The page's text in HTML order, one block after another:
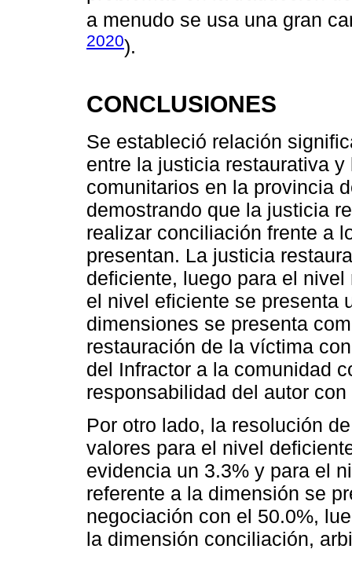
a menudo se usa una gran
2020).
CONCLUSIONES
Se estableció relación
entre la justicia restaurativa
comunitarios en la provincia
demostrando que la justicia
realizar conciliación frente a
presentan. La justicia
deficiente, luego para el
el nivel eficiente se presenta
dimensiones se presenta
restauración de la víctima
del Infractor a la comunidad
responsabilidad del autor con
Por otro lado, la resolución
valores para el nivel
evidencia un 3.3% y para el
referente a la dimensión se
negociación con el 50.0%,
la dimensión conciliación,